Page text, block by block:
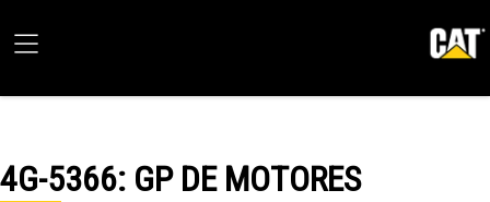
4G-5366: GP DE MOTORES